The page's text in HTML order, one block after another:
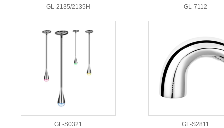
GL-2135/2135H GL-7112
GL-S0321 GL-S2811